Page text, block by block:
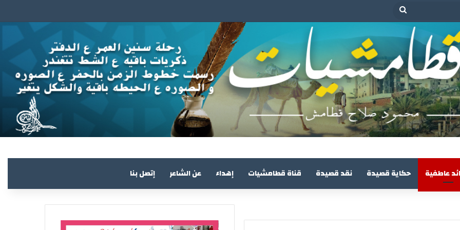
بحث
عاطفية حكاية قصيدة نقد قصيدة قناة قطامشيات إهداء عن الشاعر إتصل بنا